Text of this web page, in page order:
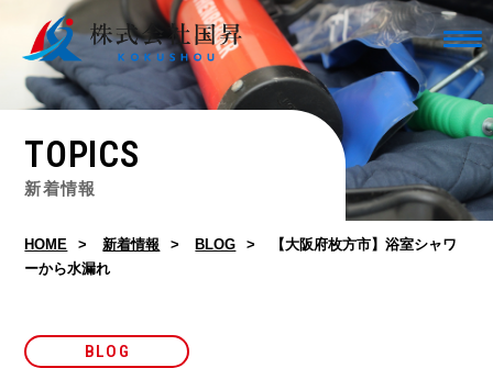
TOPICS
新着情報
HOME 新着情報 BLOG
【大阪府枚方市】浴室シャワ
ーから水漏れ
BLOG